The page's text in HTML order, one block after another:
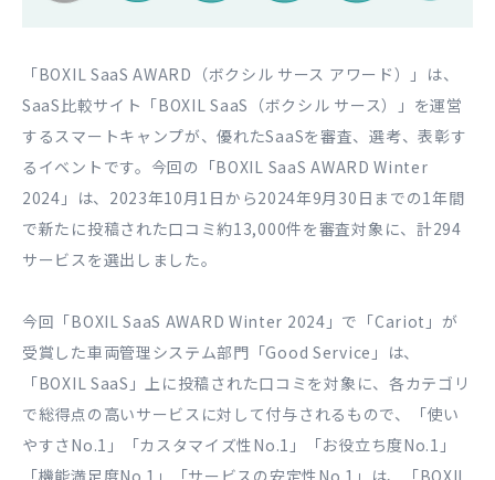
「BOXIL SaaS AWARD（ボクシル サース アワード）」は、
SaaS比較サイト「BOXIL SaaS（ボクシル サース）」を運営
するスマートキャンプが、優れたSaaSを審査、選考、表彰す
るイベントです。今回の「BOXIL SaaS AWARD Winter
2024」は、2023年10月1日から2024年9月30日までの1年間
で新たに投稿された口コミ約13,000件を審査対象に、計294
サービスを選出しました。
今回「BOXIL SaaS AWARD Winter 2024」で「Cariot」が
受賞した車両管理システム部門「Good Service」は、
「BOXIL SaaS」上に投稿された口コミを対象に、各カテゴリ
で総得点の高いサービスに対して付与されるもので、「使い
やすさNo.1」「カスタマイズ性No.1」「お役立ち度No.1」
「機能満足度No.1」「サービスの安定性No.1」は、「BOXIL